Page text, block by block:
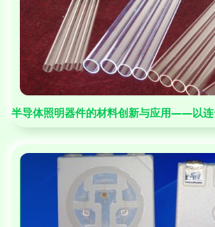
半导体照明器件的材料创新与应用——以